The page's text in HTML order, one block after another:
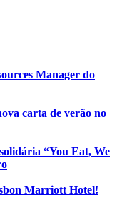
Manager do
carta de verão no
“You Eat, We
Marriott Hotel!